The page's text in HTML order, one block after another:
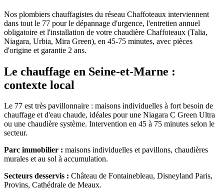
Nos plombiers chauffagistes du réseau Chaffoteaux interviennent
dans tout le 77 pour le dépannage d'urgence, l'entretien annuel
obligatoire et l'installation de votre chaudière Chaffoteaux (Talia,
Niagara, Urbia, Mira Green), en 45-75 minutes, avec pièces
d'origine et garantie 2 ans.
Le chauffage en Seine-et-Marne :
contexte local
Le 77 est très pavillonnaire : maisons individuelles à fort besoin de
chauffage et d'eau chaude, idéales pour une Niagara C Green Ultra
ou une chaudière système. Intervention en 45 à 75 minutes selon le
secteur.
Parc immobilier : maisons individuelles et pavillons, chaudières
murales et au sol à accumulation.
Secteurs desservis : Château de Fontainebleau, Disneyland Paris,
Provins, Cathédrale de Meaux.